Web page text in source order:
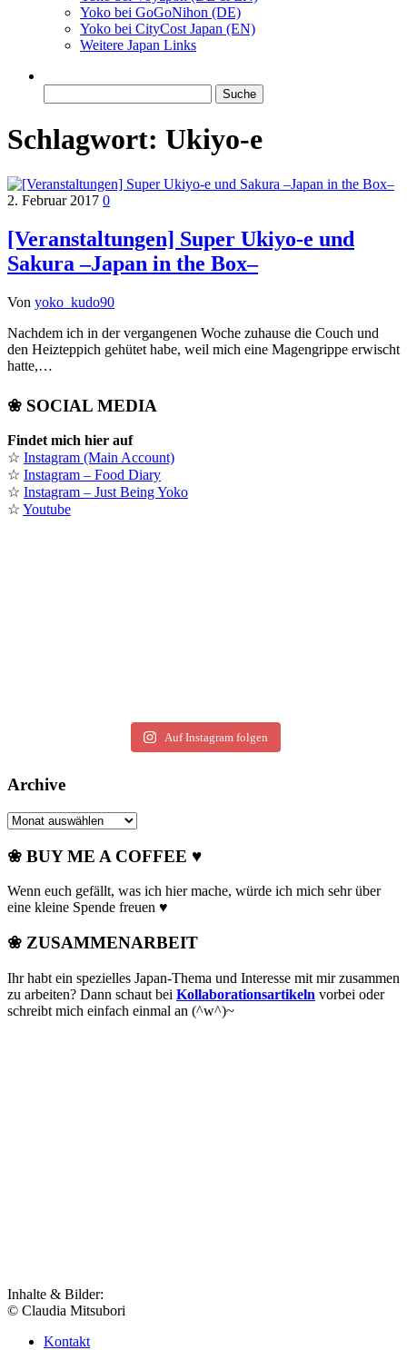
Yoko bei GoGoNihon (DE)
Yoko bei CityCost Japan (EN)
Weitere Japan Links
nach:
Schlagwort: Ukiyo-e
2. Februar 2017 0
[Veranstaltungen] Super Ukiyo-e und
Sakura –Japan in the Box–
Von yoko_kudo90
Nachdem ich in der vergangenen Woche zuhause die Couch und
den Heizteppich gehütet habe, weil mich eine Magengrippe erwischt
hatte,…
❀ SOCIAL MEDIA
Findet mich hier auf
☆ Instagram (Main Account)
☆ Instagram – Food Diary
☆ Instagram – Just Being Yoko
☆ Youtube
Auf Instagram folgen
Archive
Archive
❀ BUY ME A COFFEE ♥
Wenn euch gefällt, was ich hier mache, würde ich mich sehr über
eine kleine Spende freuen ♥
❀ ZUSAMMENARBEIT
Ihr habt ein spezielles Japan-Thema und Interesse mit mir zusammen
zu arbeiten? Dann schaut bei Kollaborationsartikeln vorbei oder
schreibt mich einfach einmal an (^w^)~
Inhalte & Bilder:
© Claudia Mitsubori
Kontakt